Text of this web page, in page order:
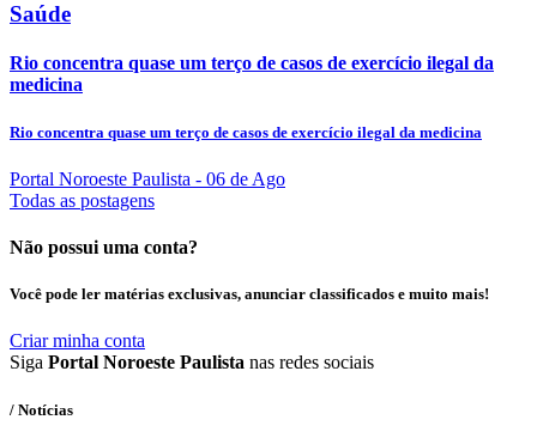
Saúde
Rio concentra quase um terço de casos de exercício ilegal da
medicina
Rio concentra quase um terço de casos de exercício ilegal da medicina
Portal Noroeste Paulista - 06 de Ago
Todas as postagens
Não possui uma conta?
Você pode ler matérias exclusivas, anunciar classificados e muito mais!
Criar minha conta
Siga Portal Noroeste Paulista nas redes sociais
/ Notícias